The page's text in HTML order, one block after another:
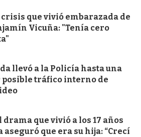
que vivió embarazada de
Vicuña: "Tenía cero
llevó a la Policía hasta una
tráfico interno de
que vivió a los 17 años
aseguró que era su hija: “Crecí